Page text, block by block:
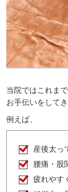
当院ではこれま
お手伝いをしてき
例えば、
産後太っ
腰痛・股
疲れやす